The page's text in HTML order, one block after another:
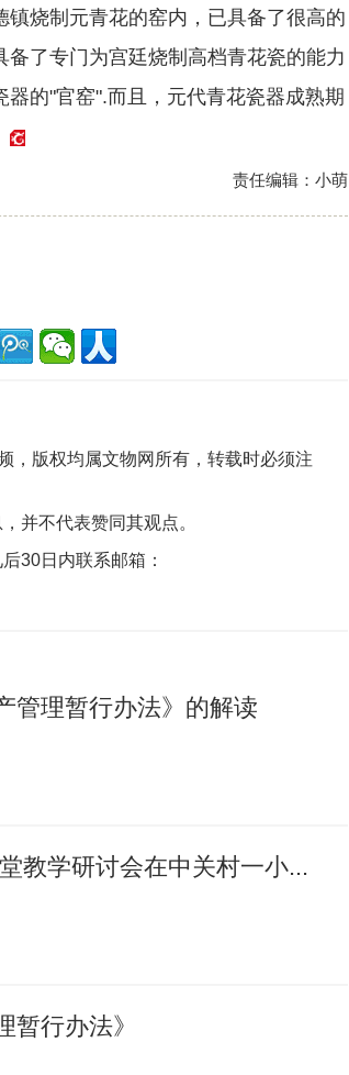
烧制元青花的窑内，已具备了很高的
了专门为宫廷烧制高档青花瓷的能力
的"官窑".而且，元代青花瓷器成熟期
责任编辑：小萌
，版权均属文物网所有，转载时必须注
并不代表赞同其观点。
30日内联系邮箱：
管理暂行办法》的解读
教学研讨会在中关村一小...
暂行办法》